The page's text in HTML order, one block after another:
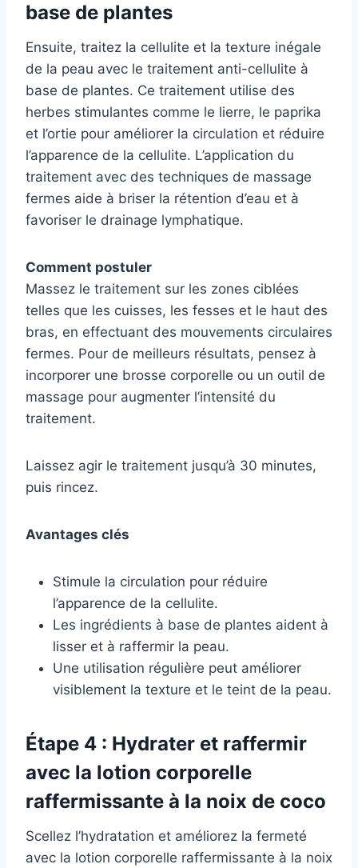
base de plantes
Ensuite, traitez la cellulite et la texture inégale
de la peau avec le traitement anti-cellulite à
base de plantes. Ce traitement utilise des
herbes stimulantes comme le lierre, le paprika
et l’ortie pour améliorer la circulation et réduire
l’apparence de la cellulite. L’application du
traitement avec des techniques de massage
fermes aide à briser la rétention d’eau et à
favoriser le drainage lymphatique.
Comment postuler
Massez le traitement sur les zones ciblées
telles que les cuisses, les fesses et le haut des
bras, en effectuant des mouvements circulaires
fermes. Pour de meilleurs résultats, pensez à
incorporer une brosse corporelle ou un outil de
massage pour augmenter l’intensité du
traitement.
Laissez agir le traitement jusqu’à 30 minutes,
puis rincez.
Avantages clés
Stimule la circulation pour réduire
l’apparence de la cellulite.
Les ingrédients à base de plantes aident à
lisser et à raffermir la peau.
Une utilisation régulière peut améliorer
visiblement la texture et le teint de la peau.
Étape 4 : Hydrater et raffermir
avec la lotion corporelle
raffermissante à la noix de coco
Scellez l’hydratation et améliorez la fermeté
avec la lotion corporelle raffermissante à la noix